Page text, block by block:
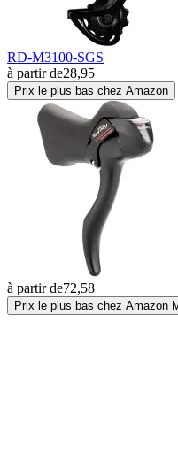
RD-M3100-SGS
à partir de28,95
Prix le plus bas chez Amazon
à partir de72,58
Prix le plus bas chez Amazon